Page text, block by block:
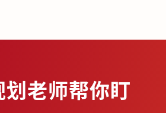
老师帮你盯